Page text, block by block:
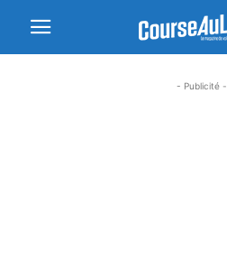
- Publicité -